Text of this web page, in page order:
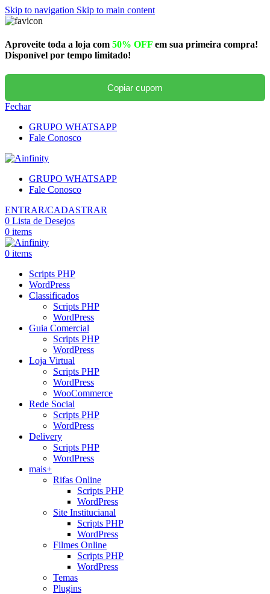
Skip to navigation Skip to main content
Aproveite toda a loja com 50% OFF em sua primeira compra!
Disponível por tempo limitado!
Copiar cupom
Fechar
GRUPO WHATSAPP
Fale Conosco
GRUPO WHATSAPP
Fale Conosco
ENTRAR/CADASTRAR
0 Lista de Desejos
0 items
0 items
Scripts PHP
WordPress
Classificados
Scripts PHP
WordPress
Guia Comercial
Scripts PHP
WordPress
Loja Virtual
Scripts PHP
WordPress
WooCommerce
Rede Social
Scripts PHP
WordPress
Delivery
Scripts PHP
WordPress
mais+
Rifas Online
Scripts PHP
WordPress
Site Institucianal
Scripts PHP
WordPress
Filmes Online
Scripts PHP
WordPress
Temas
Plugins